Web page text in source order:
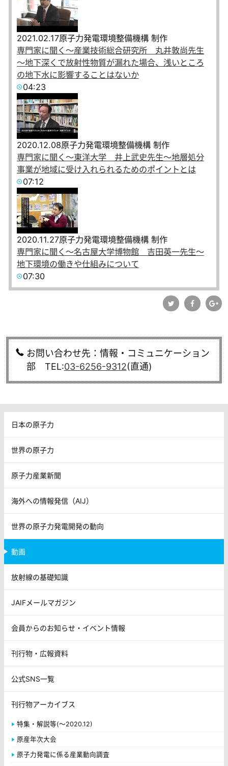
2021.02.17原子力発電環境整備機構 制作
専門家に聞く～産業技術総合研究所 丸井敦尚先生
～地下深くで放射性物質が漏れた場合、浅いところ
の地下水に影響することはないか
04:23
2020.12.08原子力発電環境整備機構 制作
専門家に聞く～東洋大学 井上武史先生～地層処分
事業が地域に受け入れられるためのポイントとは
07:12
2020.11.27原子力発電環境整備機構 制作
専門家に聞く～名古屋大学博物館 吉田英一先生～
地下環境の働きや仕組みについて
07:30
お問い合わせ先：情報・コミュニケーション
部 TEL:03-6256-9312(直通)
日本の原子力
世界の原子力
原子力産業新聞
海外への情報発信（AIJ）
世界の原子力発電開発の動向
動画
放射線の基礎知識
JAIFメールマガジン
会員からのお知らせ・イベント情報
刊行物・広報資料
公式SNS一覧
刊行物アーカイブス
特集・解説等(～2020.12)
原産年次大会
原子力発電に係る産業動向調査